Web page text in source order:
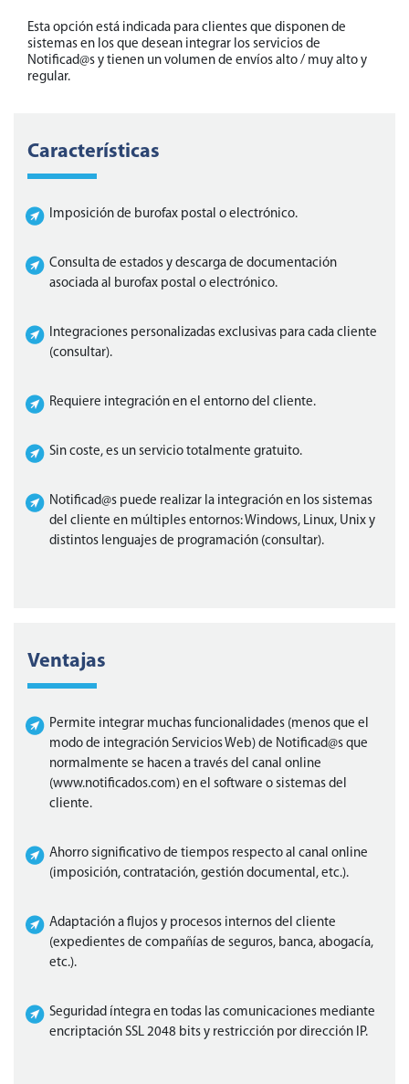
Esta opción está indicada para clientes que disponen de
sistemas en los que desean integrar los servicios de
Notificad@s y tienen un volumen de envíos alto / muy alto y
regular.
Características
Imposición de burofax postal o electrónico.
Consulta de estados y descarga de documentación
asociada al burofax postal o electrónico.
Integraciones personalizadas exclusivas para cada cliente
(consultar).
Requiere integración en el entorno del cliente.
Sin coste, es un servicio totalmente gratuito.
Notificad@s puede realizar la integración en los sistemas
del cliente en múltiples entornos: Windows, Linux, Unix y
distintos lenguajes de programación (consultar).
Ventajas
Permite integrar muchas funcionalidades (menos que el
modo de integración Servicios Web) de Notificad@s que
normalmente se hacen a través del canal online
(www.notificados.com) en el software o sistemas del
cliente.
Ahorro significativo de tiempos respecto al canal online
(imposición, contratación, gestión documental, etc.).
Adaptación a flujos y procesos internos del cliente
(expedientes de compañías de seguros, banca, abogacía,
etc.).
Seguridad íntegra en todas las comunicaciones mediante
encriptación SSL 2048 bits y restricción por dirección IP.